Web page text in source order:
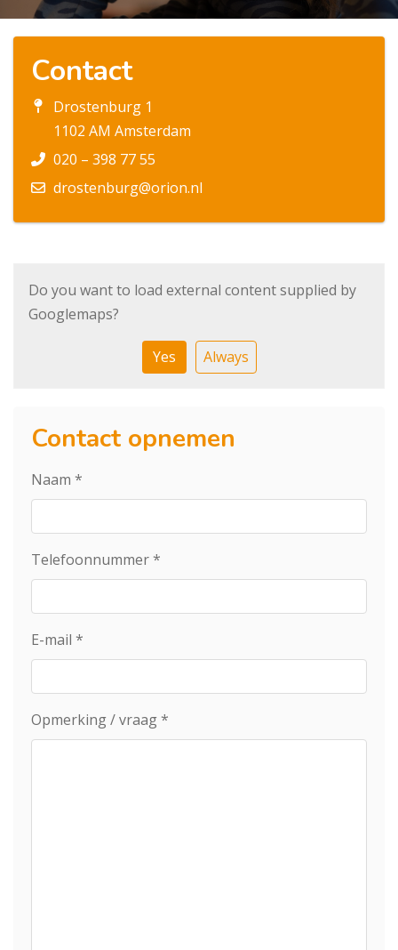
Contact
Drostenburg 1
1102 AM Amsterdam
020 – 398 77 55
drostenburg@orion.nl
Do you want to load external content supplied by
Googlemaps?
Yes Always
Contact opnemen
Naam *
Telefoonnummer*
E-mail *
Opmerking / vraag*